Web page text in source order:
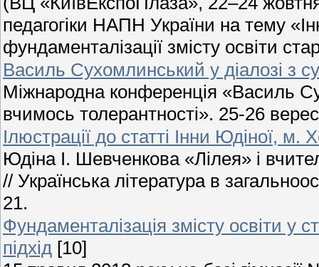
педагогіки НАПН України на тему
фундаменталізації змісту освіти
Василь Сухомлинський у діалозі з
Міжнародна конференція «Василь
вчимось толерантності». 25-26
Ілюстрації до статті Інни Юдіної, м.
Юдіна І. Шевченкова «Лілея» і
// Українська література в
21.
Фундаменталізація змісту освіти у
підхід [10]